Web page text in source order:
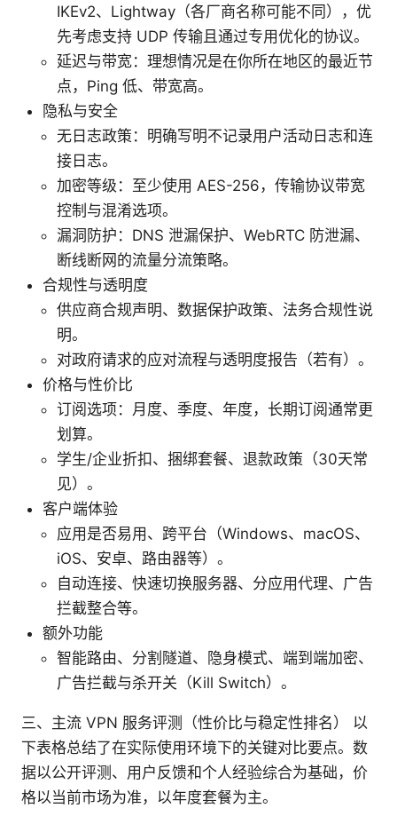
IKEv2、Lightway（各厂商名称可能不同），优
先考虑支持 UDP 传输且通过专用优化的协议。
延迟与带宽：理想情况是在你所在地区的最近节
点，Ping 低、带宽高。
隐私与安全
无日志政策：明确写明不记录用户活动日志和连
接日志。
加密等级：至少使用 AES-256，传输协议带宽
控制与混淆选项。
漏洞防护：DNS 泄漏保护、WebRTC 防泄漏、
断线断网的流量分流策略。
合规性与透明度
供应商合规声明、数据保护政策、法务合规性说
明。
对政府请求的应对流程与透明度报告（若有）。
价格与性价比
订阅选项：月度、季度、年度，长期订阅通常更
划算。
学生/企业折扣、捆绑套餐、退款政策（30天常
见）。
客户端体验
应用是否易用、跨平台（Windows、macOS、
iOS、安卓、路由器等）。
自动连接、快速切换服务器、分应用代理、广告
拦截整合等。
额外功能
智能路由、分割隧道、隐身模式、端到端加密、
广告拦截与杀开关（Kill Switch）。
三、主流 VPN 服务评测（性价比与稳定性排名） 以
下表格总结了在实际使用环境下的关键对比要点。数
据以公开评测、用户反馈和个人经验综合为基础，价
格以当前市场为准，以年度套餐为主。